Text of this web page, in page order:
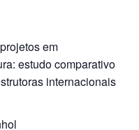
em
estudo comparativo
internacionais